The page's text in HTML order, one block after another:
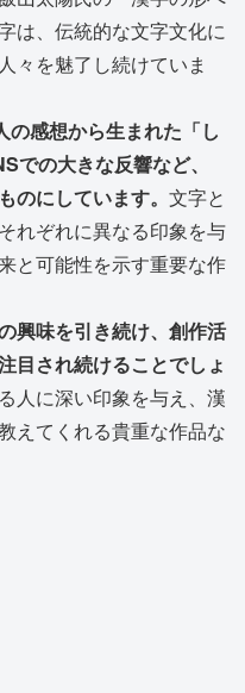
は、伝統的な文字文化に
々を魅了し続けていま
感想から生まれた「し
での大きな反響など、
のにしています。 文字と
れぞれに異なる印象を与
と可能性を示す重要な作
興味を引き続け、創作活
目され続けることでしょ
人に深い印象を与え、漢
えてくれる貴重な作品な